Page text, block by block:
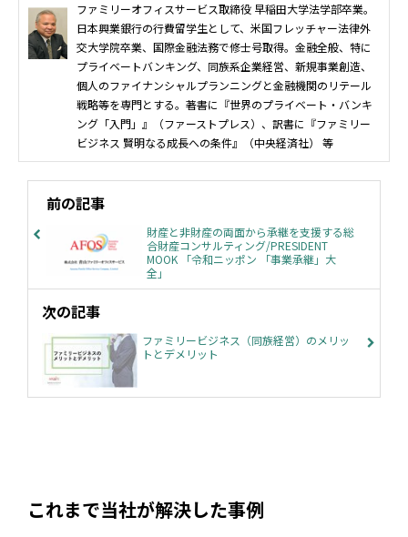
ファミリーオフィスサービス取締役 早稲田大学法学部卒業。
日本興業銀行の行費留学生として、米国フレッチャー法律外
交大学院卒業、国際金融法務で修士号取得。金融全般、特に
プライベートバンキング、同族系企業経営、新規事業創造、
個人のファイナンシャルプランニングと金融機関のリテール
戦略等を専門とする。著書に『世界のプライベート・バンキ
ング「入門」』（ファーストプレス）、訳書に『ファミリー
ビジネス 賢明なる成長への条件』（中央経済社） 等
前の記事
財産と非財産の両面から承継を支援する総
合財産コンサルティング/PRESIDENT
MOOK 「令和ニッポン 「事業承継」大
全」
次の記事
ファミリービジネス（同族経営）のメリッ
トとデメリット
これまで当社が解決した事例